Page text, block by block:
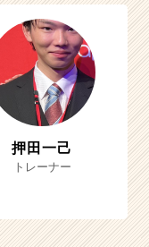
押田一己
トレーナー